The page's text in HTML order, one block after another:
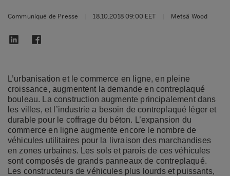
Communiqué de Presse 18.10.2018 09:00 EET Metsä Wood
L’urbanisation et le commerce en ligne, en pleine
croissance, augmentent la demande en contreplaqué
bouleau. La construction augmente principalement dans
les villes, et l’industrie a besoin de contreplaqué léger et
durable pour le coffrage du béton. L’expansion du
commerce en ligne augmente encore le nombre de
véhicules utilitaires pour la livraison des marchandises
en zones urbaines. Les sols et parois de ces véhicules
sont composés de grands panneaux de contreplaqué.
Les constructeurs de véhicules plus lourds et puissants,